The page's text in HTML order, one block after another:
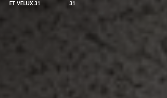
ET VELUX 31
31